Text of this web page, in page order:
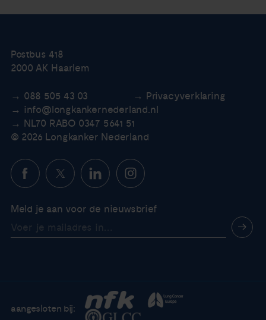
Postbus 418
2000 AK Haarlem
088 505 43 03
Privacyverklaring
info@longkankernederland.nl
NL70 RABO 0347 5641 51
© 2026 Longkanker Nederland
Meld je aan voor de nieuwsbrief
aangesloten bij: